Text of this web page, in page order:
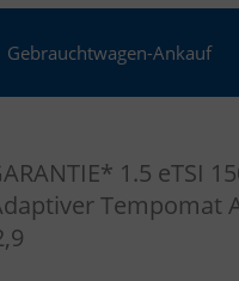
Gebrauchtwagen-Ankauf
1.5 eTSI
Tempomat